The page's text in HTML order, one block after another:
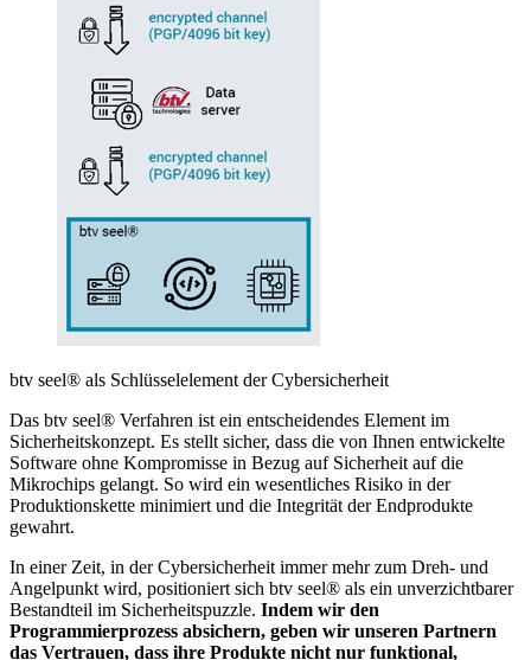
btv seel® als Schlüsselelement der Cybersicherheit
Das btv seel® Verfahren ist ein entscheidendes Element im
Sicherheitskonzept. Es stellt sicher, dass die von Ihnen entwickelte
Software ohne Kompromisse in Bezug auf Sicherheit auf die
Mikrochips gelangt. So wird ein wesentliches Risiko in der
Produktionskette minimiert und die Integrität der Endprodukte
gewahrt.
In einer Zeit, in der Cybersicherheit immer mehr zum Dreh- und
Angelpunkt wird, positioniert sich btv seel® als ein unverzichtbarer
Bestandteil im Sicherheitspuzzle. Indem wir den
Programmierprozess absichern, geben wir unseren Partnern
das Vertrauen, dass ihre Produkte nicht nur funktional,